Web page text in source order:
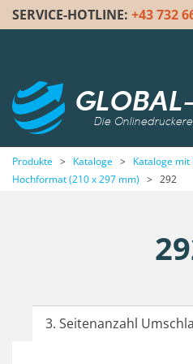
SERVICE-HOTLINE: +43 732
Die
Produkte > Kataloge > Kataloge mit
Hochformat (210 x 297 mm) > 292
3. Seitenanzahl